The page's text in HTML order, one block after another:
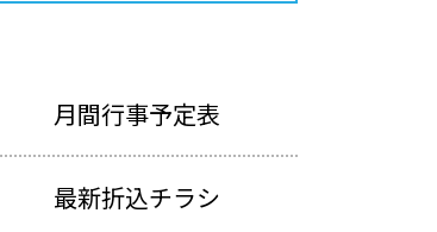
月間行事予定表
最新折込チラシ